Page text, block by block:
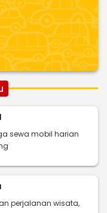
sewa mobil harian
perjalanan wisata,